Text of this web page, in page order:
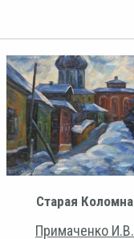
Старая Коломна
Примаченко И.В.